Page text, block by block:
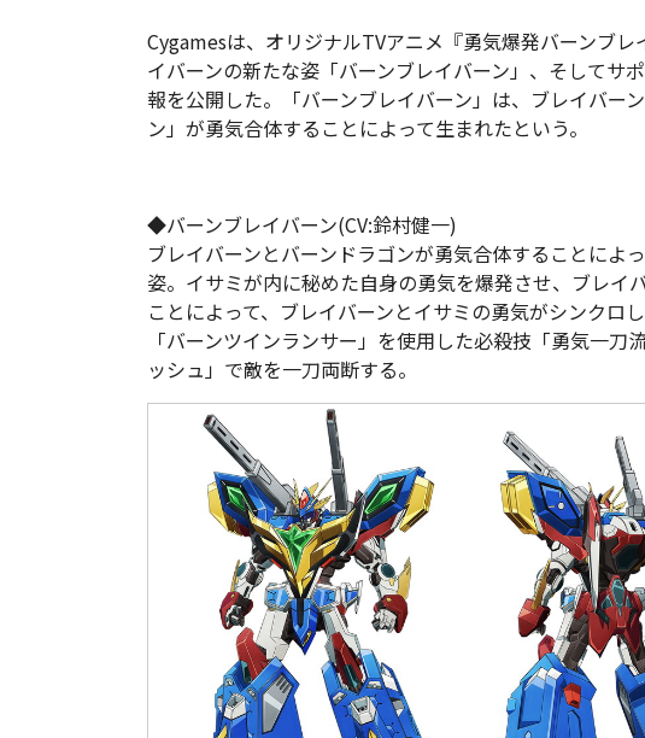
Cygamesは、オリジナルTVアニメ『勇気爆発バーンブ
イバーンの新たな姿「バーンブレイバーン」、そしてサ
報を公開した。「バーンブレイバーン」は、ブレイバー
ン」が勇気合体することによって生まれたという。
◆バーンブレイバーン(CV:鈴村健一)
ブレイバーンとバーンドラゴンが勇気合体することによ
姿。イサミが内に秘めた自身の勇気を爆発させ、ブレイ
ことによって、ブレイバーンとイサミの勇気がシンクロ
「バーンツインランサー」を使用した必殺技「勇気一刀
ッシュ」で敵を一刀両断する。